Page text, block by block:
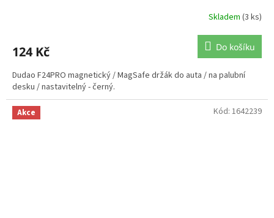
Skladem (3 ks)
124 Kč Do košíku
Dudao F24PRO magnetický / MagSafe držák do auta / na palubní
desku / nastavitelný - černý.
Akce Kód: 1642239